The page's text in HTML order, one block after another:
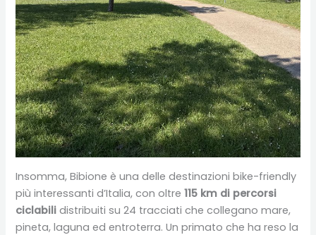
Insomma, Bibione è una delle destinazioni bike-friendly
più interessanti d’Italia, con oltre 115 km di percorsi
ciclabili distribuiti su 24 tracciati che collegano mare,
pineta, laguna ed entroterra. Un primato che ha reso la